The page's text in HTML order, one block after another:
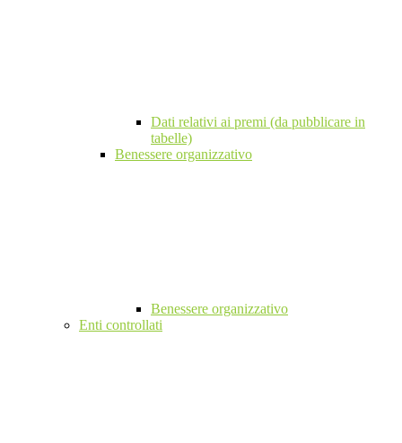
Dati relativi ai premi (da pubblicare in
tabelle)
Benessere organizzativo
Benessere organizzativo
Enti controllati